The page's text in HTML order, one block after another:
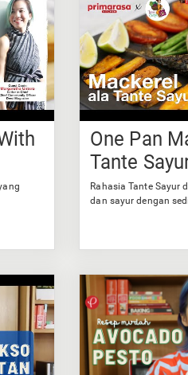
One Pan
Tante
Rahasia Tante Sayur
dan sayur dengan